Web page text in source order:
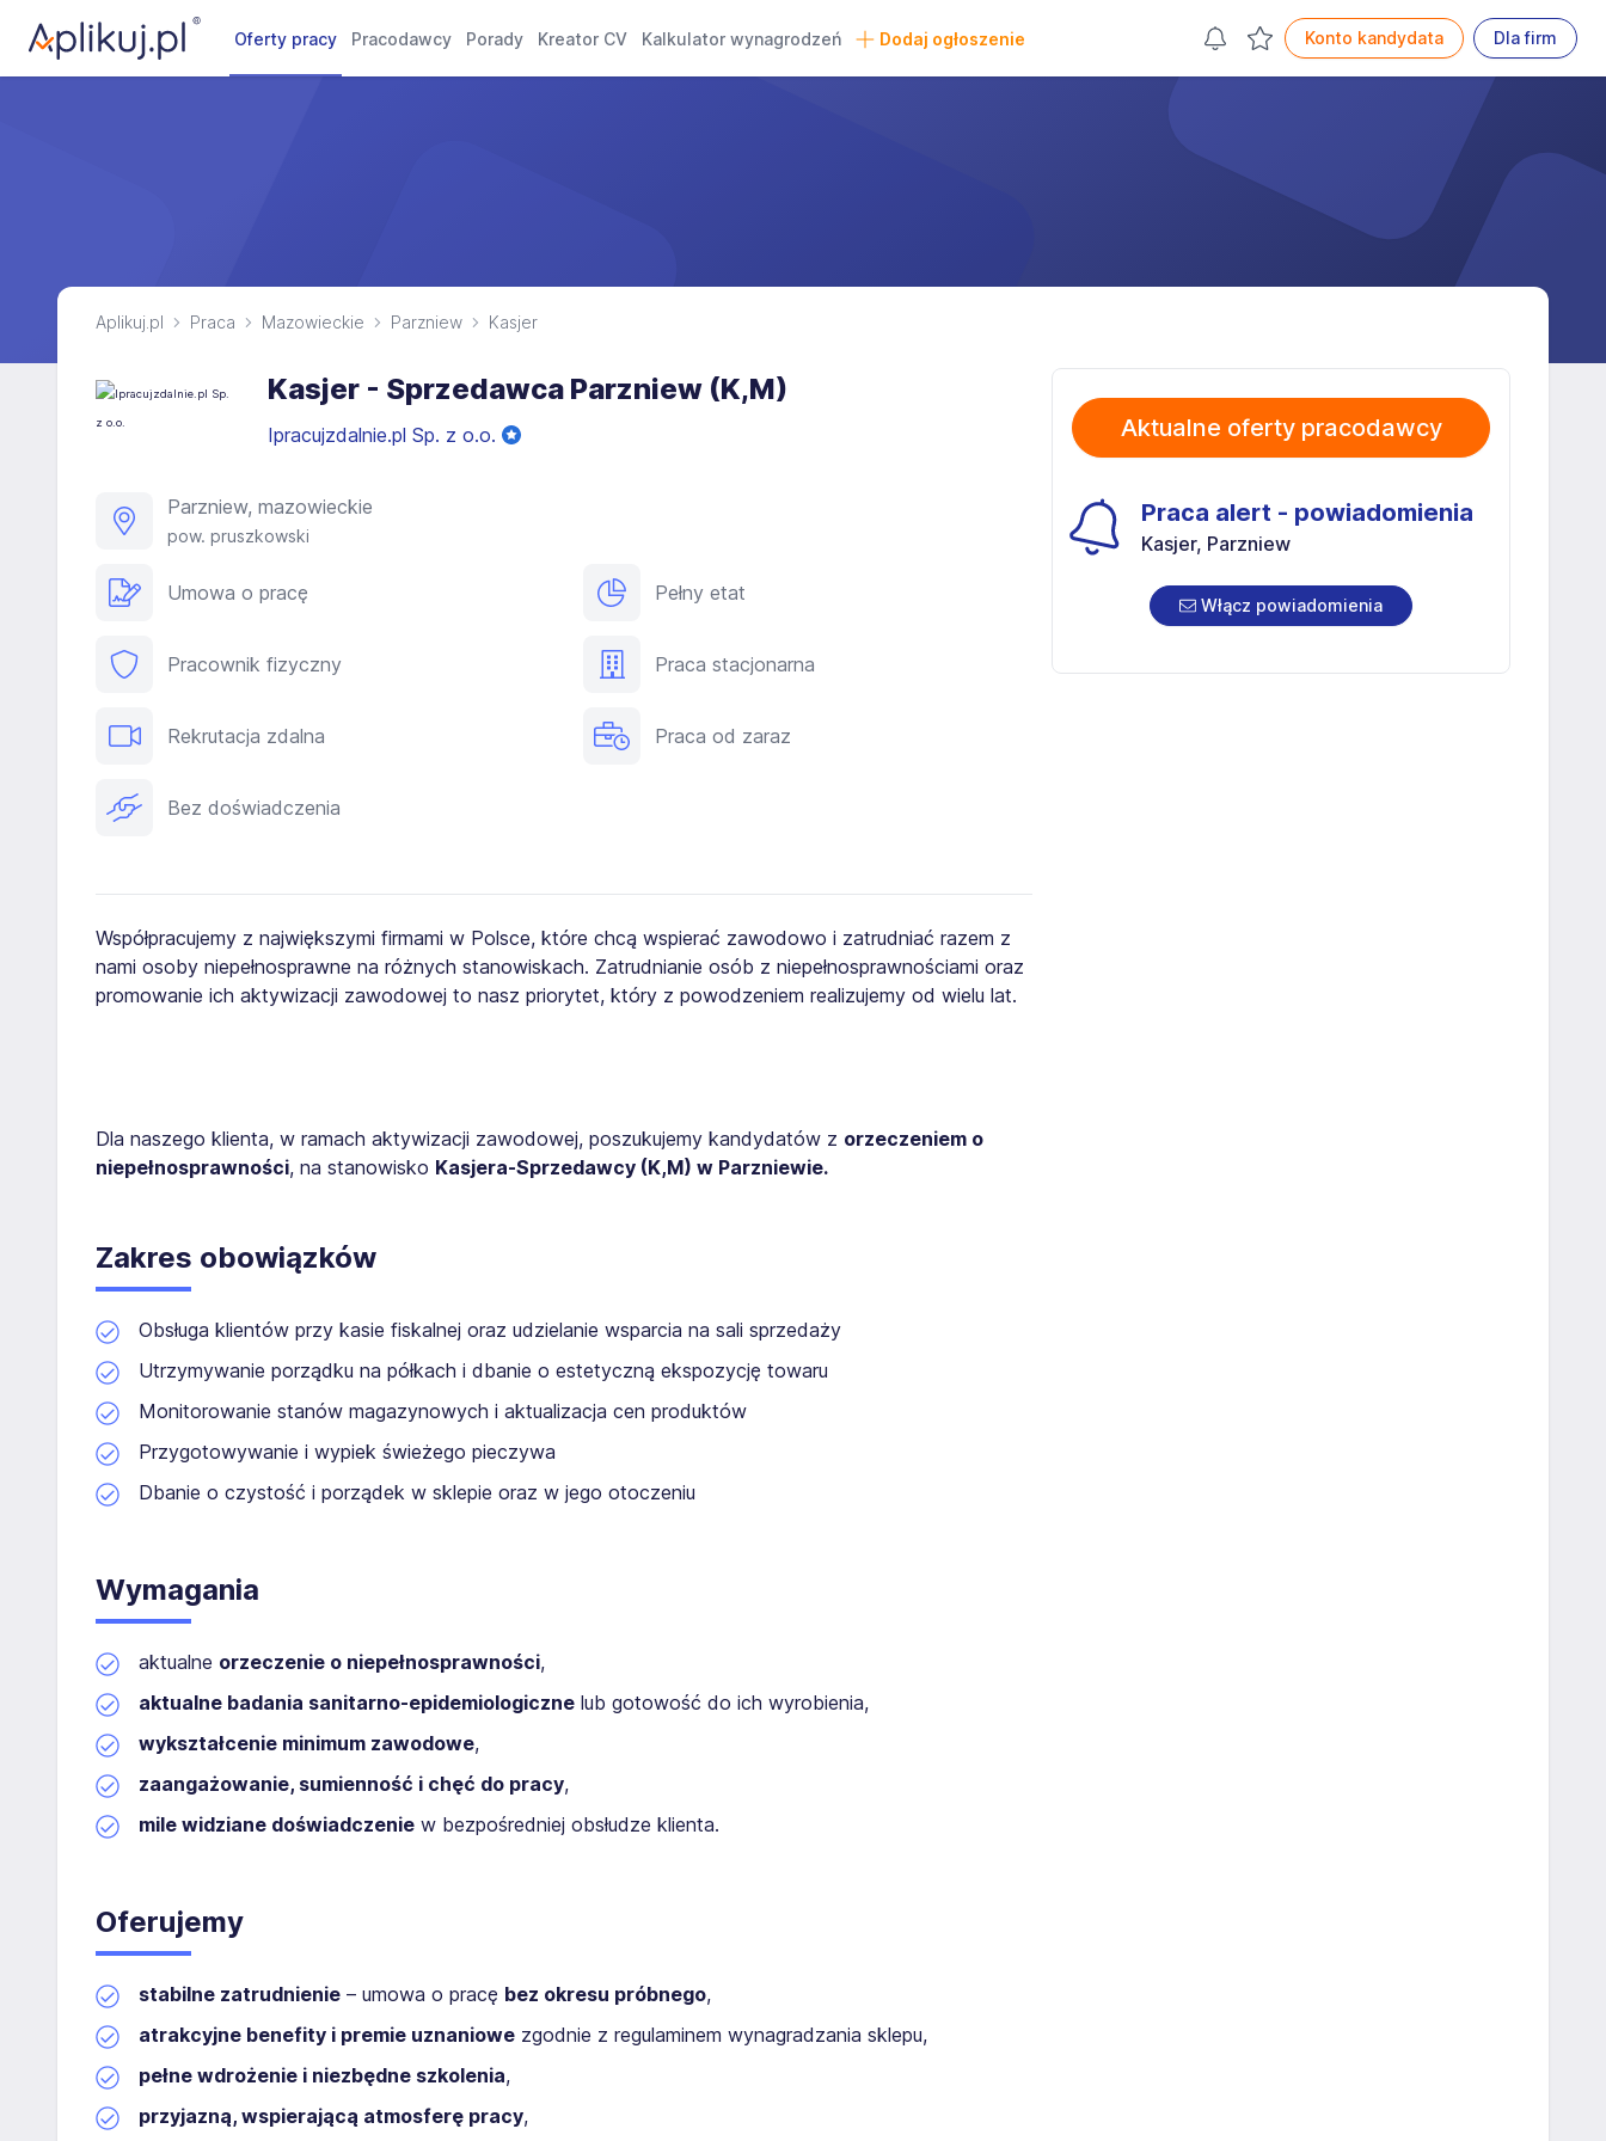
Oferty pracy Pracodawcy Porady Kreator CV Kalkulator wynagrodzeń Dodaj ogłoszenie Konto kandydata Dla firm
Aplikuj.pl Praca Mazowieckie Parzniew Kasjer
Kasjer - Sprzedawca Parzniew (K,M)
Ipracujzdalnie.pl Sp. z o.o.
Parzniew, mazowieckie
pow. pruszkowski
Umowa o pracę Pełny etat
Pracownik fizyczny Praca stacjonarna
Rekrutacja zdalna Praca od zaraz
Bez doświadczenia
Współpracujemy z największymi firmami w Polsce, które chcą wspierać zawodowo i zatrudniać razem z
nami osoby niepełnosprawne na różnych stanowiskach. Zatrudnianie osób z niepełnosprawnościami oraz
promowanie ich aktywizacji zawodowej to nasz priorytet, który z powodzeniem realizujemy od wielu lat.
Dla naszego klienta, w ramach aktywizacji zawodowej, poszukujemy kandydatów z orzeczeniem o
niepełnosprawności, na stanowisko Kasjera-Sprzedawcy (K,M) w Parzniewie.
Zakres obowiązków
Obsługa klientów przy kasie fiskalnej oraz udzielanie wsparcia na sali sprzedaży
Utrzymywanie porządku na półkach i dbanie o estetyczną ekspozycję towaru
Monitorowanie stanów magazynowych i aktualizacja cen produktów
Przygotowywanie i wypiek świeżego pieczywa
Dbanie o czystość i porządek w sklepie oraz w jego otoczeniu
Wymagania
aktualne orzeczenie o niepełnosprawności,
aktualne badania sanitarno-epidemiologiczne lub gotowość do ich wyrobienia,
wykształcenie minimum zawodowe,
zaangażowanie, sumienność i chęć do pracy,
mile widziane doświadczenie w bezpośredniej obsłudze klienta.
Oferujemy
stabilne zatrudnienie – umowa o pracę bez okresu próbnego,
atrakcyjne benefity i premie uznaniowe zgodnie z regulaminem wynagradzania sklepu,
pełne wdrożenie i niezbędne szkolenia,
przyjazną, wspierającą atmosferę pracy,
Aktualne oferty pracodawcy
Praca alert - powiadomienia
Kasjer, Parzniew
Włącz powiadomienia